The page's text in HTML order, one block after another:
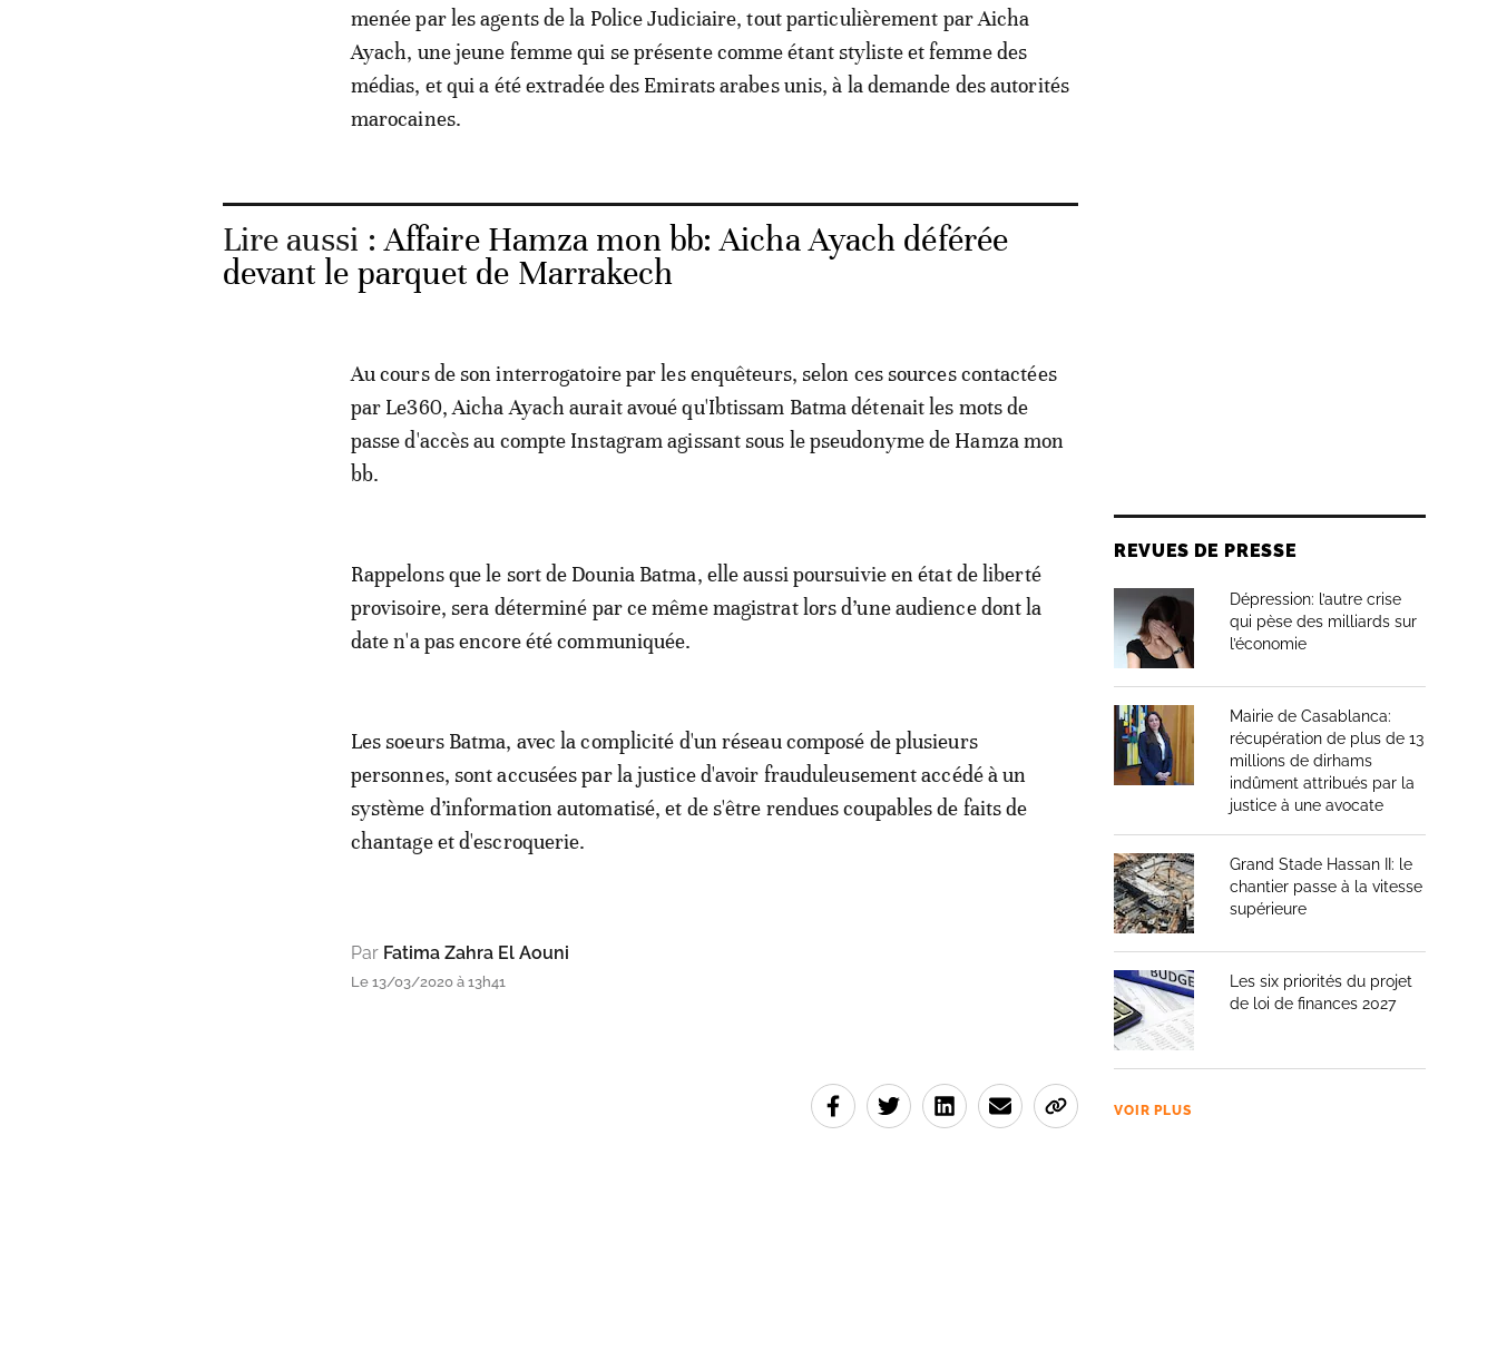
menée par les agents de la Police Judiciaire, tout particulièrement par Aicha
Ayach, une jeune femme qui se présente comme étant styliste et femme des
médias, et qui a été extradée des Emirats arabes unis, à la demande des autorités
marocaines.
Lire aussi :Affaire Hamza mon bb: Aicha Ayach déférée
devant le parquet de Marrakech
Au cours de son interrogatoire par les enquêteurs, selon ces sources contactées
par Le360, Aicha Ayach aurait avoué qu'Ibtissam Batma détenait les mots de
passe d'accès au compte Instagram agissant sous le pseudonyme de Hamza mon
bb.
Rappelons que le sort de Dounia Batma, elle aussi poursuivie en état de liberté
provisoire, sera déterminé par ce même magistrat lors d’une audience dont la
date n'a pas encore été communiquée.
Les soeurs Batma, avec la complicité d'un réseau composé de plusieurs
personnes, sont accusées par la justice d'avoir frauduleusement accédé à un
système d’information automatisé, et de s'être rendues coupables de faits de
chantage et d'escroquerie.
Par Fatima Zahra El Aouni
Le 13/03/2020 à 13h41
REVUES DE PRESSE
Dépression: l’autre crise
qui pèse des milliards sur
l’économie
Mairie de Casablanca:
récupération de plus de 13
millions de dirhams
indûment attribués par la
justice à une avocate
Grand Stade Hassan II: le
chantier passe à la vitesse
supérieure
Les six priorités du projet
de loi de finances 2027
VOIR PLUS